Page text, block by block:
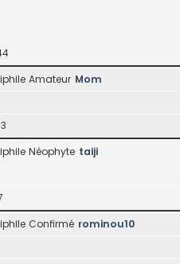
Amateur Mom
Néophyte taiji
Confirmé rominou10